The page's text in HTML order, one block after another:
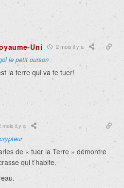
Uni 2 mois il y a
le petit ourson
la terre qui va te tuer!
mois il y a
de « tuer la Terre » démontre
qui t’habite.